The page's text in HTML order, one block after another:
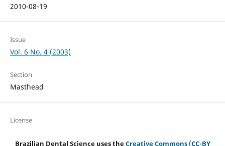
2010-08-19
Issue
Vol. 6 No. 4 (2003)
Section
Masthead
License
Brazilian Dental Science uses theCreative Commons (CC-BY